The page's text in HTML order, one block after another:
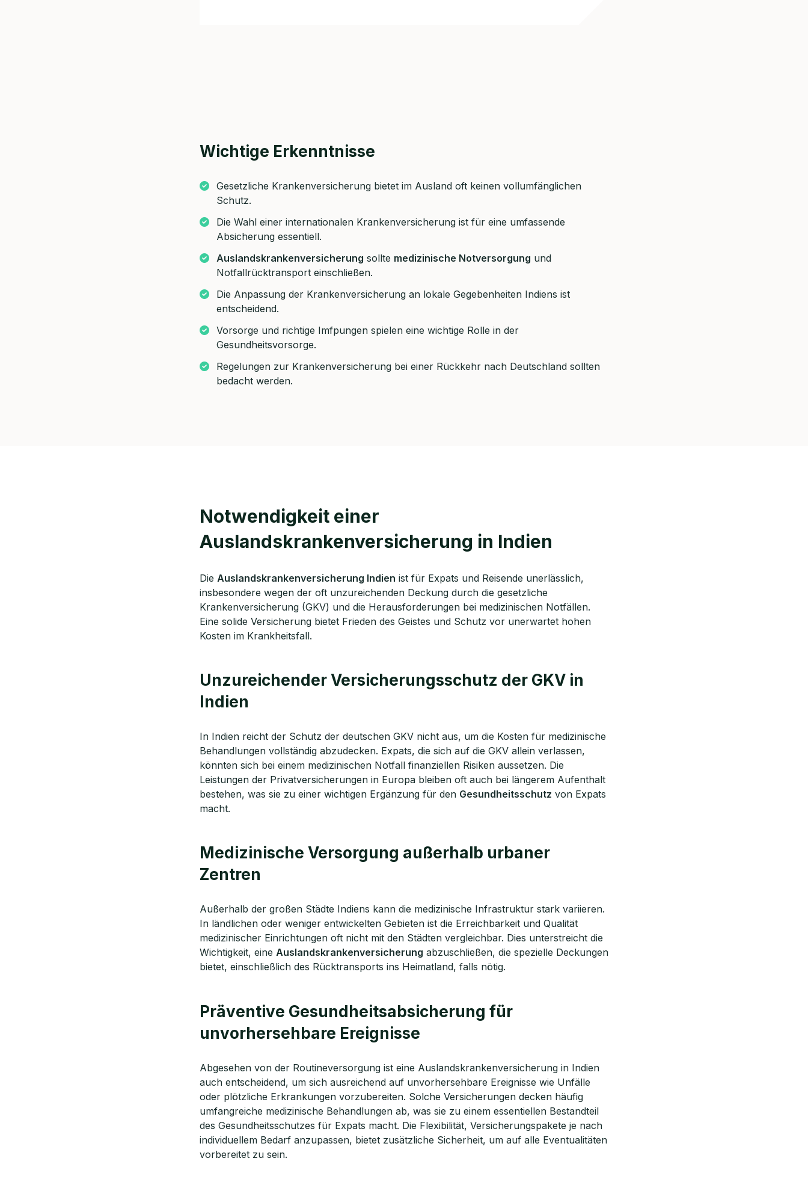
Wichtige Erkenntnisse
Gesetzliche Krankenversicherung bietet im Ausland oft keinen vollumfänglichen
Schutz.
Die Wahl einer internationalen Krankenversicherung ist für eine umfassende
Absicherung essentiell.
Auslandskrankenversicherung sollte medizinische Notversorgung und
Notfallrücktransport einschließen.
Die Anpassung der Krankenversicherung an lokale Gegebenheiten Indiens ist
entscheidend.
Vorsorge und richtige Imfpungen spielen eine wichtige Rolle in der
Gesundheitsvorsorge.
Regelungen zur Krankenversicherung bei einer Rückkehr nach Deutschland sollten
bedacht werden.
Notwendigkeit einer
Auslandskrankenversicherung in Indien
Die Auslandskrankenversicherung Indien ist für Expats und Reisende unerlässlich,
insbesondere wegen der oft unzureichenden Deckung durch die gesetzliche
Krankenversicherung (GKV) und die Herausforderungen bei medizinischen Notfällen.
Eine solide Versicherung bietet Frieden des Geistes und Schutz vor unerwartet hohen
Kosten im Krankheitsfall.
Unzureichender Versicherungsschutz der GKV in
Indien
In Indien reicht der Schutz der deutschen GKV nicht aus, um die Kosten für medizinische
Behandlungen vollständig abzudecken. Expats, die sich auf die GKV allein verlassen,
könnten sich bei einem medizinischen Notfall finanziellen Risiken aussetzen. Die
Leistungen der Privatversicherungen in Europa bleiben oft auch bei längerem Aufenthalt
bestehen, was sie zu einer wichtigen Ergänzung für den Gesundheitsschutz von Expats
macht.
Medizinische Versorgung außerhalb urbaner
Zentren
Außerhalb der großen Städte Indiens kann die medizinische Infrastruktur stark variieren.
In ländlichen oder weniger entwickelten Gebieten ist die Erreichbarkeit und Qualität
medizinischer Einrichtungen oft nicht mit den Städten vergleichbar. Dies unterstreicht die
Wichtigkeit, eine Auslandskrankenversicherung abzuschließen, die spezielle Deckungen
bietet, einschließlich des Rücktransports ins Heimatland, falls nötig.
Präventive Gesundheitsabsicherung für
unvorhersehbare Ereignisse
Abgesehen von der Routineversorgung ist eine Auslandskrankenversicherung in Indien
auch entscheidend, um sich ausreichend auf unvorhersehbare Ereignisse wie Unfälle
oder plötzliche Erkrankungen vorzubereiten. Solche Versicherungen decken häufig
umfangreiche medizinische Behandlungen ab, was sie zu einem essentiellen Bestandteil
des Gesundheitsschutzes für Expats macht. Die Flexibilität, Versicherungspakete je nach
individuellem Bedarf anzupassen, bietet zusätzliche Sicherheit, um auf alle Eventualitäten
vorbereitet zu sein.
Jetzt persönliches
Bulik sichern 🤝
Wir beraten dich Montag bis Freitag von 8 bis 18 Uhr
Dauer: ca. 30 Minuten
Kostenfrei & unverbindlich